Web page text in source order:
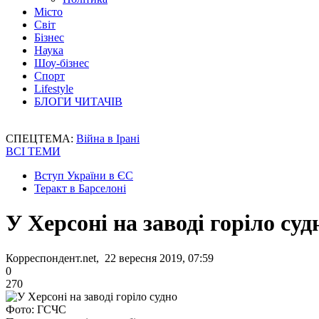
Місто
Світ
Бізнес
Наука
Шоу-бізнес
Спорт
Lifestyle
БЛОГИ ЧИТАЧІВ
СПЕЦТЕМА: Війна в Ірані
ВСІ ТЕМИ
Вступ України в ЄС
Теракт в Барселоні
У Херсоні на заводі горіло
Корреспондент.net, 22 вересня 2019, 07:59
0
270
Фото: ГСЧС